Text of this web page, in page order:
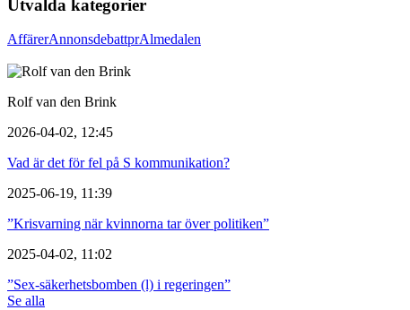
Utvalda kategorier
AffärerAnnonsdebattprAlmedalen
Rolf van den Brink
2026-04-02, 12:45
Vad är det för fel på S kommunikation?
2025-06-19, 11:39
”Krisvarning när kvinnorna tar över politiken”
2025-04-02, 11:02
”Sex-säkerhetsbomben (l) i regeringen”
Se alla